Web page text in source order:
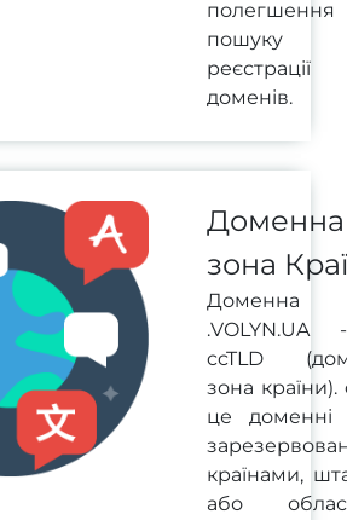
полегшення
пошуку
реєстрації
доменів.
Доменна
зона
Доменна
ccTLD
зона країни).
це доменні
країнами,
або